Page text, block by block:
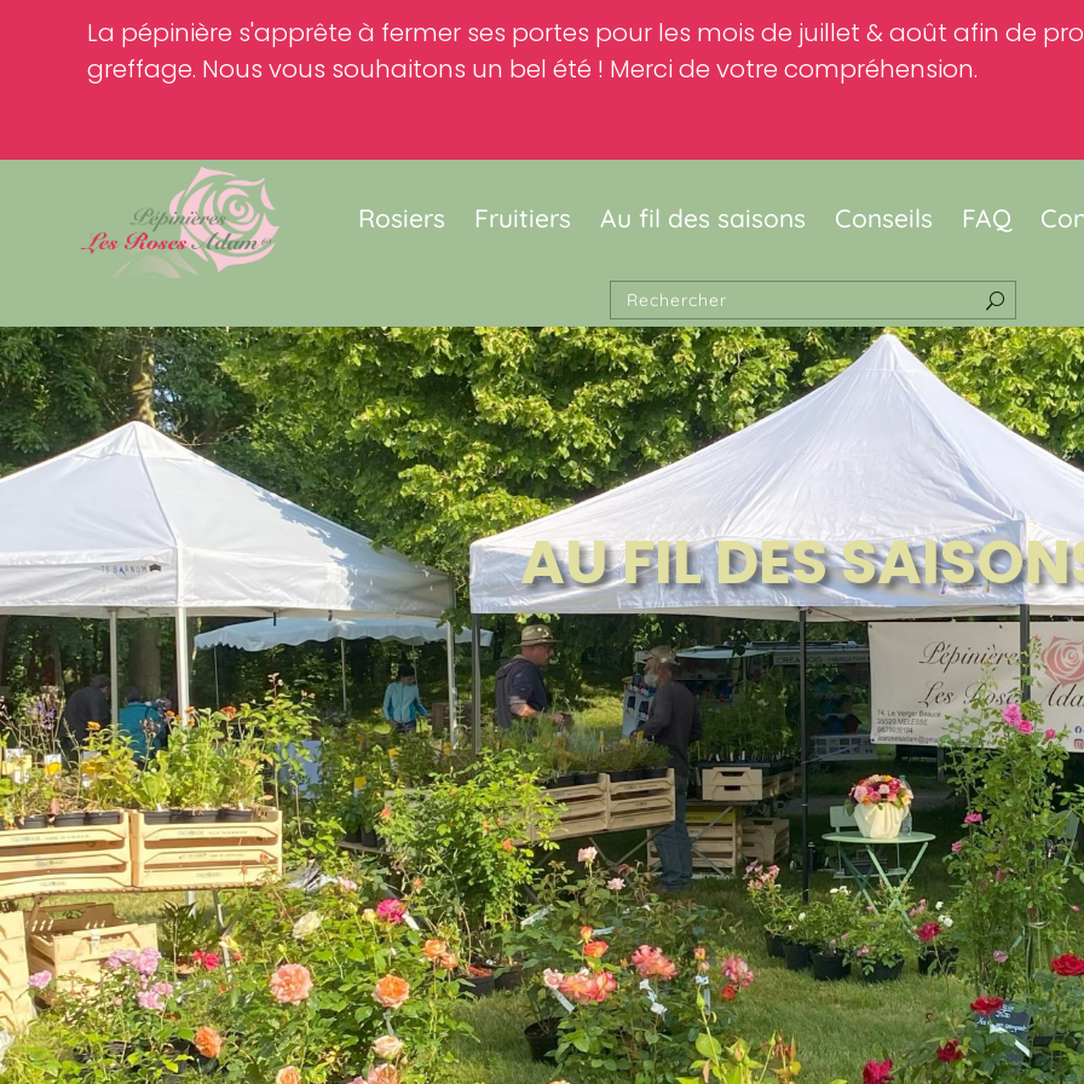
La pépinière s'apprête à fermer ses portes pour les mois de juillet & août afin de
greffage. Nous vous souhaitons un bel été ! Merci de votre compréhension.
Rosiers Fruitiers Au fil des saisons Conseils FAQ
AU FIL DES